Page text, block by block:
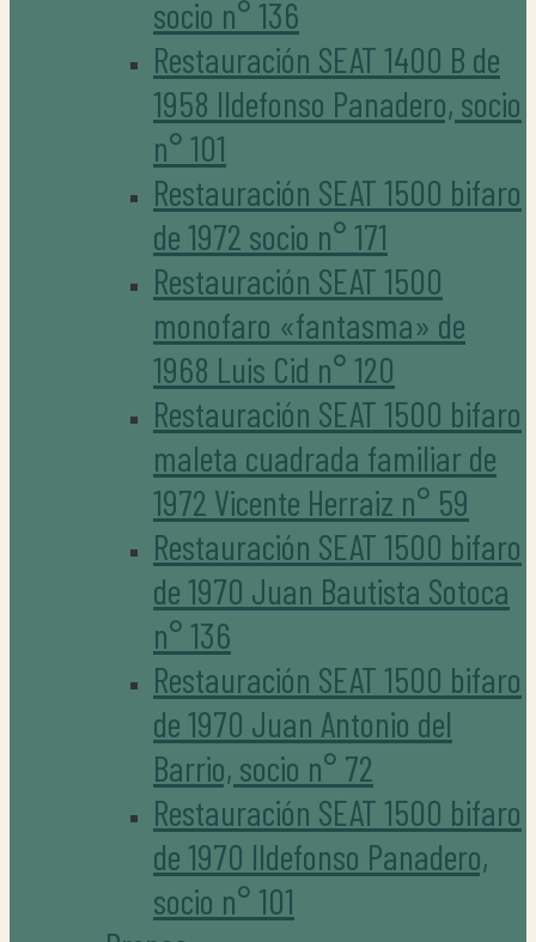
socio n° 136
Restauración SEAT 1400 B de
1958 Ildefonso Panadero, socio
n° 101
Restauración SEAT 1500 bifaro
de 1972 socio n° 171
Restauración SEAT 1500
monofaro «fantasma» de
1968 Luis Cid n° 120
Restauración SEAT 1500 bifaro
maleta cuadrada familiar de
1972 Vicente Herraiz n° 59
Restauración SEAT 1500 bifaro
de 1970 Juan Bautista Sotoca
n° 136
Restauración SEAT 1500 bifaro
de 1970 Juan Antonio del
Barrio, socio n° 72
Restauración SEAT 1500 bifaro
de 1970 Ildefonso Panadero,
socio n° 101